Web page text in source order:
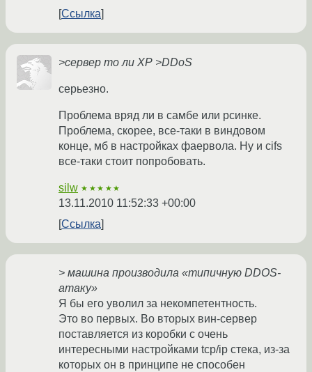
Ссылка
>сервер то ли XP >DDoS
серьезно.
Проблема вряд ли в самбе или рсинке.
Проблема, скорее, все-таки в виндовом
конце, мб в настройках фаервола. Ну и cifs
все-таки стоит попробовать.
silw ★★★★★
13.11.2010 11:52:33 +00:00
Ссылка
> машина производила «типичную DDOS-
атаку»
Я бы его уволил за некомпетентность.
Это во первых. Во вторых вин-сервер
поставляется из коробки с очень
интересными настройками tcp/ip стека, из-за
которых он в принципе не способен